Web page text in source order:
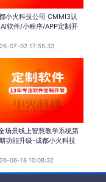
小火科技公司 CMMI3认
软件/小程序/APP定制开
07-02 17:55:33
场景线上智慧教学系统第
功能升级-成都小火科技
06-18 10:08:32